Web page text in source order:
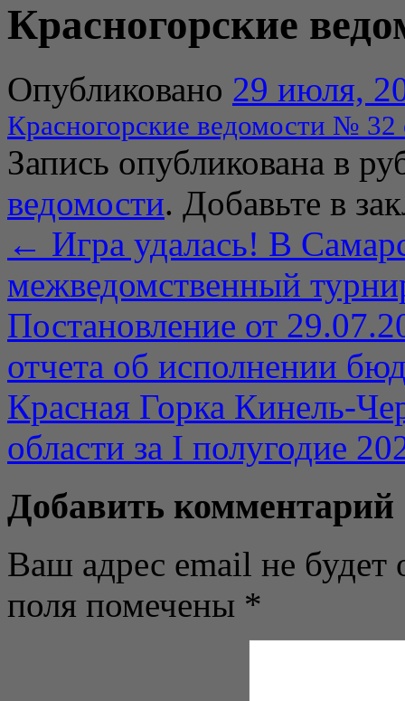
Красногорские
Опубликовано 29 июля,
Красногорские ведомости № 32
Запись опубликована в
ведомости. Добавьте в
← Игра удалась! В
межведомственный
Постановление от
отчета об исполнении
Красная Горка Кинель-
области за I полугодие
Добавить комментарий
Ваш адрес email не будет
поля помечены *